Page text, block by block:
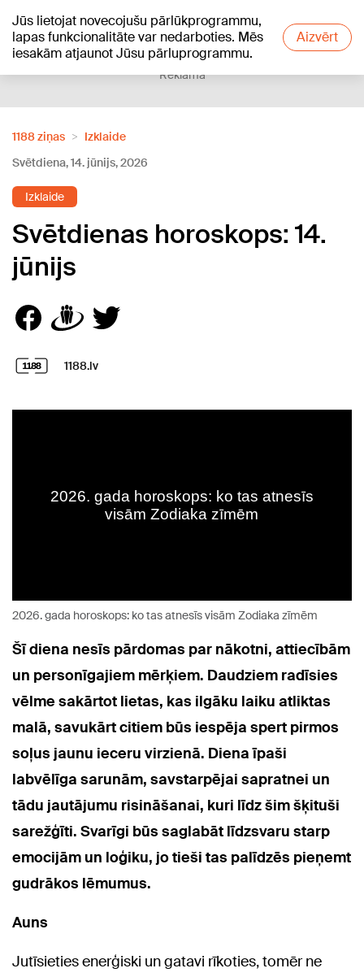
Jūs lietojat novecojušu pārlūkprogrammu,
lapas funkcionalitāte var nedarboties. Mēs
iesakām atjaunot Jūsu pārluprogrammu.
Aizvērt
+21°C
Reklāma
1188 ziņas
Izklaide
Svētdiena, 14. jūnijs, 2026
Izklaide
Svētdienas horoskops: 14.
jūnijs
1188.lv
2026. gada horoskops: ko tas atnesīs visām Zodiaka zīmēm
Šī diena nesīs pārdomas par nākotni, attiecībām
un personīgajiem mērķiem. Daudziem radīsies
vēlme sakārtot lietas, kas ilgāku laiku atliktas
malā, savukārt citiem būs iespēja spert pirmos
soļus jaunu ieceru virzienā. Diena īpaši
labvēlīga sarunām, savstarpējai sapratnei un
tādu jautājumu risināšanai, kuri līdz šim šķituši
sarežģīti. Svarīgi būs saglabāt līdzsvaru starp
emocijām un loģiku, jo tieši tas palīdzēs pieņemt
gudrākos lēmumus.
Auns
Jutīsieties enerģiski un gatavi rīkoties, tomēr ne